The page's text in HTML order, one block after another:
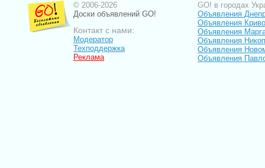
© 2006-2026
Доски объявлений GO!
Контакт с нами:
Модератор
Техподдержка
Реклама
GO! в городах
Объявления
Объявления
Объявления
Объявления
Объявления
Объявления